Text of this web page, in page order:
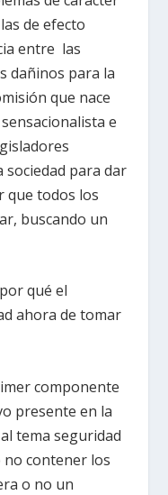
de efecto
entre las
dañinos para la
que nace
e
para dar
que todos los
buscando un
qué el
ahora de tomar
componente
presente en la
tema seguridad
contener los
o no un